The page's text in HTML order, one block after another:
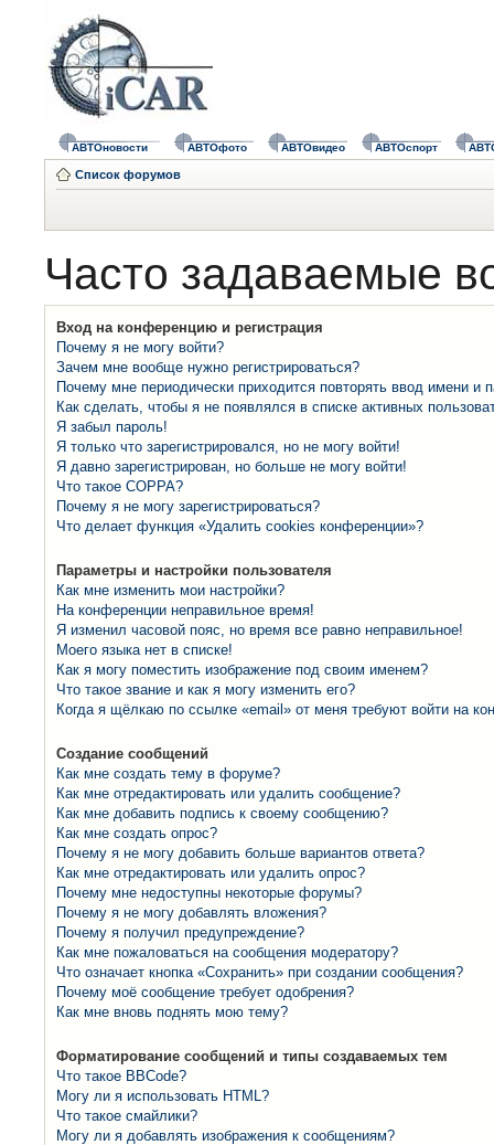
АВТОновости АВТОфото АВТОвидео АВТОспорт
Список форумов
Часто задаваемые
Вход на конференцию и регистрация
Почему я не могу войти?
Зачем мне вообще нужно регистрироваться?
Почему мне периодически приходится повторять ввод имени и
Как сделать, чтобы я не появлялся в списке активных
Я забыл пароль!
Я только что зарегистрировался, но не могу войти!
Я давно зарегистрирован, но больше не могу войти!
Что такое COPPA?
Почему я не могу зарегистрироваться?
Что делает функция «Удалить cookies конференции»?
Параметры и настройки пользователя
Как мне изменить мои настройки?
На конференции неправильное время!
Я изменил часовой пояс, но время все равно неправильное!
Моего языка нет в списке!
Как я могу поместить изображение под своим именем?
Что такое звание и как я могу изменить его?
Когда я щёлкаю по ссылке «email» от меня требуют войти на
Создание сообщений
Как мне создать тему в форуме?
Как мне отредактировать или удалить сообщение?
Как мне добавить подпись к своему сообщению?
Как мне создать опрос?
Почему я не могу добавить больше вариантов ответа?
Как мне отредактировать или удалить опрос?
Почему мне недоступны некоторые форумы?
Почему я не могу добавлять вложения?
Почему я получил предупреждение?
Как мне пожаловаться на сообщения модератору?
Что означает кнопка «Сохранить» при создании сообщения?
Почему моё сообщение требует одобрения?
Как мне вновь поднять мою тему?
Форматирование сообщений и типы создаваемых тем
Что такое BBCode?
Могу ли я использовать HTML?
Что такое смайлики?
Могу ли я добавлять изображения к сообщениям?